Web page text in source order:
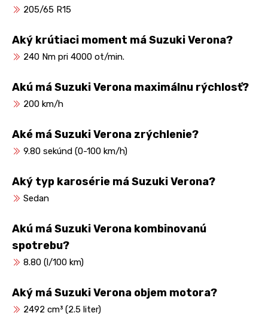
205/65 R15
Aký krútiaci moment má Suzuki Verona?
240 Nm pri 4000 ot/min.
Akú má Suzuki Verona maximálnu rýchlosť?
200 km/h
Aké má Suzuki Verona zrýchlenie?
9.80 sekúnd (0-100 km/h)
Aký typ karosérie má Suzuki Verona?
Sedan
Akú má Suzuki Verona kombinovanú
spotrebu?
8.80 (l/100 km)
Aký má Suzuki Verona objem motora?
2492 cm³ (2.5 liter)